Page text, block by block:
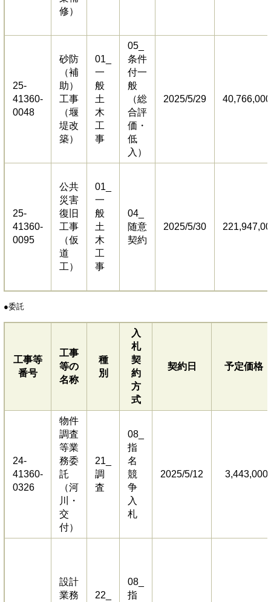
修）
25-
41360-
0048
砂防
（補
助）
工事
（堰
堤改
築）
01_
一
般
土
木
工
事
05_
条件
付一
般
（総
合評
価・
低
入）
2025/5/29 40,766,000
25-
41360-
0095
公共
災害
復旧
工事
（仮
道
工）
01_
一
般
土
木
工
事
04_
随意
契約
2025/5/30
●委託​
工事等
番号
工事
等の
名称
種
別
入
札
契
約
方
式
契約日 予定価格
24-
41360-
0326
物件
調査
等業
務委
託
（河
川・
交
付）
21_
調
査
08_
指
名
競
争
入
札
2025/5/12 3,443,000
設計
業務
22_
08_
指